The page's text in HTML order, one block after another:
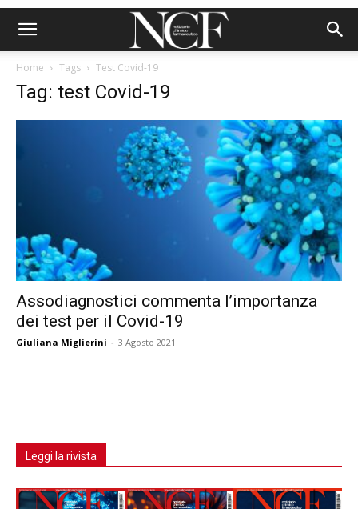
Home Tags Test Covid-19
Tag: test Covid-19
Assodiagnostici commenta l’importanza
dei test per il Covid-19
Giuliana Miglierini - 3 Agosto 2021
Leggi la rivista